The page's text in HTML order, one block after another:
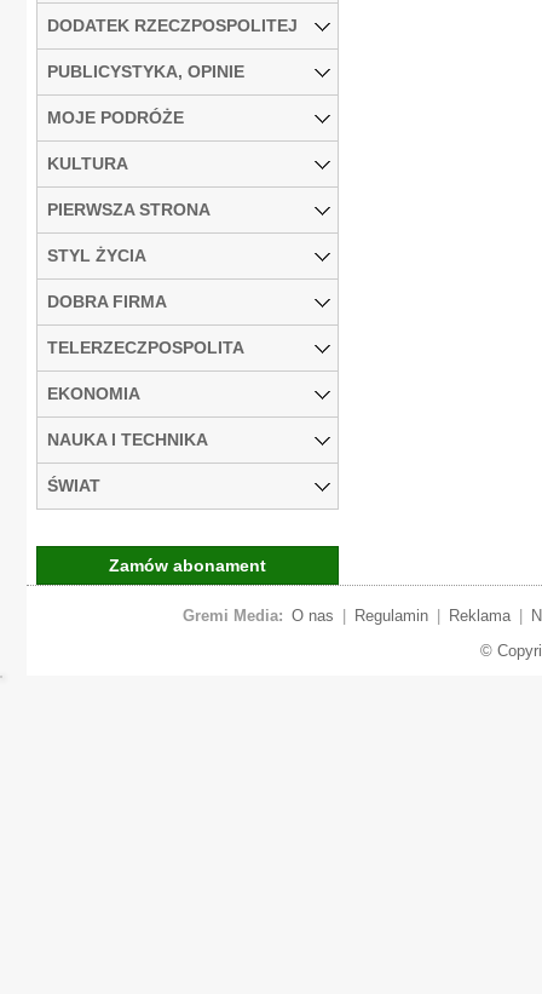
DODATEK RZECZPOSPOLITEJ
PUBLICYSTYKA, OPINIE
MOJE PODRÓŻE
KULTURA
PIERWSZA STRONA
STYL ŻYCIA
DOBRA FIRMA
TELERZECZPOSPOLITA
EKONOMIA
NAUKA I TECHNIKA
ŚWIAT
Zamów abonament
Gremi Media: O nas Regulamin Reklama
©